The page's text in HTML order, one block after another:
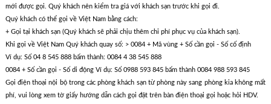
mới được gọi. Quý khách nên kiểm tra giá với khách sạn trước khi gọi đi.
Quý khách có thể gọi về Việt Nam bằng cách:
+ Gọi tại khách sạn (Quý khách sẽ phải chịu thêm chi phí phục vụ của khách sạn).
Khi gọi về Việt Nam Quý khách quay số: > 0084 + Mã vùng + Số cần gọi - Số cố định
Ví dụ: Số 04 8 545 888 bấm thành: 0084 4 38 545 888
0084 + Số cần gọi - Số di động Ví dụ: Số 0988 593 845 bấm thành 0084 988 593 845
Gọi điện thoại nội bộ trong các phòng khách sạn từ phòng này sang phòng kia không mất
phí, vui lòng xem tờ giấy hướng dẫn cách gọi đặt trên bàn điện thoại gọi hoặc hỏi HDV.